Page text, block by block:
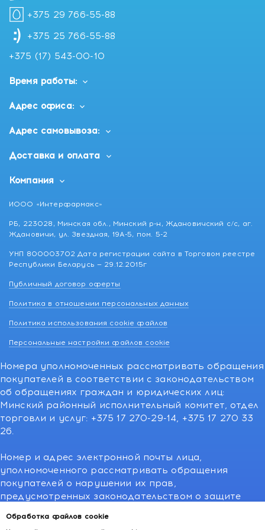
Обработка файлов cookie
+375 29 766-55-88
+375 25 766-55-88
+375 (17) 543-00-10
Время работы:
Адрес офиса:
Адрес самовывоза:
Доставка и оплата
Компания
ИООО «Интерфармакс»
РБ, 223028, Минская обл., Минский р-н, Ждановичский с/с, аг.
Ждановичи, ул. Звездная, 19А-5, пом. 5-2
УНП 800003702 Дата регистрации сайта в Торговом реестре
Республики Беларусь — 29.12.2015г
Публичный договор оферты
Политика в отношении персональных данных
Политика использования cookie файлов
Персональные настройки файлов cookie
Номера уполномоченных рассматривать обращения
покупателей в соответствии с законодательством
об обращениях граждан и юридических лиц:
Минский районный исполнительный комитет, отдел
торговли и услуг: +375 17 270-29-14, +375 17 270 33
26.
Номер и адрес электронной почты лица,
уполномоченного рассматривать обращения
покупателей о нарушении их прав,
предусмотренных законодательством о защите
операторов), info@kakvapteke.by